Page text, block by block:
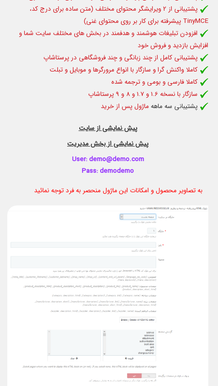
پشتیبانی از 2 ویرایشگر محتوای مختلف (متن ساده برای درج کد،
TinyMCE پیشرفته برای کار بر روی محتوای غنی)
افزودن تبلیغات هوشمند و هدفمند در بخش های مختلف سایت شما و
افزایش بازدید و فروش خود
پشتیبانی کامل از چند زبانگی و چند فروشگاهی در پرستاشاپ
کاملا واکنش گرا و سازگار با انواع مرورگرها و موبایل و تبلت
کاملا فارسی و بومی و ترجمه شده
سازگار با نسخه 1.6 و 1.7 و 8 و 9 پرستاشاپ
پشتیبانی سه ماههماژول پس از خرید
پیش نمایشی از سایت
پیش نمایشی از بخش مدیریت
User: demo@demo.com
Pass: demodemo
به تصاویر محصول و امکانات این ماژول منحصر به فرد توجه نمائید